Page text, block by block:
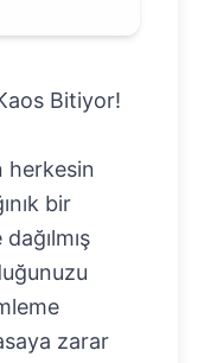
Bitiyor!
herkesin
bir
zarar